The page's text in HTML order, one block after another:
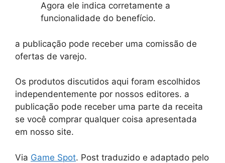
Agora ele indica corretamente a
funcionalidade do benefício.
a publicação pode receber uma comissão de
ofertas de varejo.
Os produtos discutidos aqui foram escolhidos
independentemente por nossos editores. a
publicação pode receber uma parte da receita
se você comprar qualquer coisa apresentada
em nosso site.
Via Game Spot. Post traduzido e adaptado pelo